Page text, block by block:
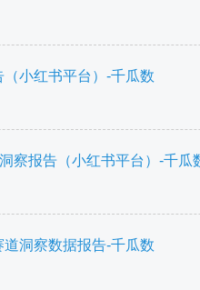
小红书平台）-千瓜数
察报告（小红书平台）-千瓜
洞察数据报告-千瓜数